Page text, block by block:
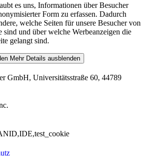
es uns, Informationen über Besucher
Form zu erfassen. Dadurch
welche Seiten für unsere Besucher von
sind und über welche Werbeanzeigen die
gelangt sind.
Mehr Details ausblenden
GmbH, Universitätsstraße 60, 44789